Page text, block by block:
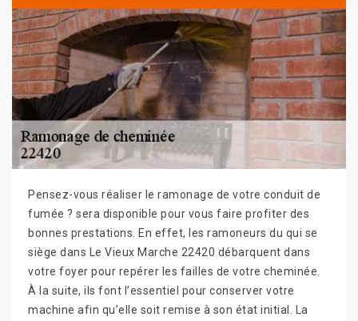
Pensez-vous réaliser le ramonage de votre conduit de
fumée ? sera disponible pour vous faire profiter des
bonnes prestations. En effet, les ramoneurs du qui se
siège dans Le Vieux Marche 22420 débarquent dans
votre foyer pour repérer les failles de votre cheminée.
À la suite, ils font l’essentiel pour conserver votre
machine afin qu’elle soit remise à son état initial. La